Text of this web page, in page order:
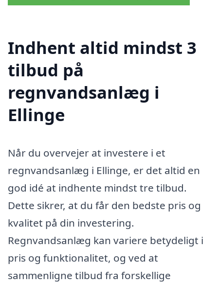
Indhent altid mindst 3
tilbud på
regnvandsanlæg i
Ellinge
Når du overvejer at investere i et
regnvandsanlæg i Ellinge, er det altid en
god idé at indhente mindst tre tilbud.
Dette sikrer, at du får den bedste pris og
kvalitet på din investering.
Regnvandsanlæg kan variere betydeligt i
pris og funktionalitet, og ved at
sammenligne tilbud fra forskellige